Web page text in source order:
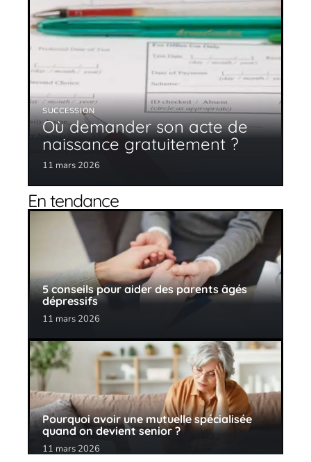
SUCCESSION
Où demander son acte de
naissance gratuitement ?
11 mars 2026
En tendance
5 conseils pour aider des parents âgés
dépressifs
11 mars 2026
Pourquoi avoir une mutuelle spécialisée
quand on devient senior ?
11 mars 2026